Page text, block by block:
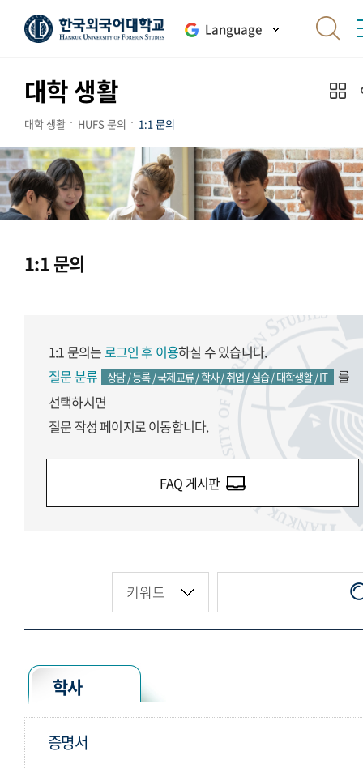
Language
대학 생활
대학 생활 HUFS 문의 1:1 문의
1:1 문의
1:1 문의는로그인 후 이용하실 수 있습니다.
질문 분류
상담 / 등록 / 국제교류 / 학사 / 취업 / 실습 / 대학생활 / IT
를
선택하시면
질문 작성 페이지로 이동합니다.
FAQ 게시판
학사
증명서